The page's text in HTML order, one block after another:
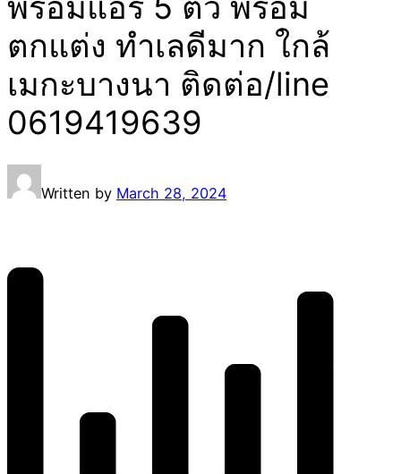
ตกแต่ง ทำเลดีมาก ใกล้
เมกะบางนา ติดต่อ/line
0619419639
Written by March 28, 2024